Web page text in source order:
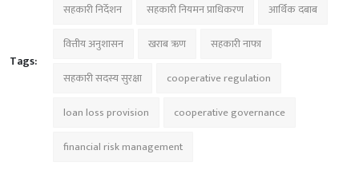
Tags:
सहकारी निर्देशन
सहकारी नियमन प्राधिकरण
आर्थिक दबाब
वित्तीय अनुशासन
खराब ऋण
सहकारी नाफा
सहकारी सदस्य सुरक्षा
cooperative regulation
loan loss provision
cooperative governance
financial risk management